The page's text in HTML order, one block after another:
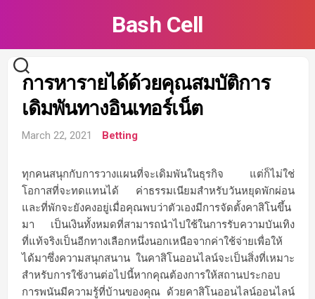
Bash Cell
การหารายได้ด้วยคุณสมบัติการ
เดิมพันทางอินเทอร์เน็ต
March 22, 2021 Betting
ทุกคนสนุกกับการวางแผนที่จะเดิมพันในธุรกิจ แต่ก็ไม่ใช่
โอกาสที่จะทดแทนได้ ค่าธรรมเนียมสำหรับวันหยุดพักผ่อน
และที่พักจะยังคงอยู่เมื่อคุณพบว่าตัวเองมีการจัดตั้งคาสิโนขึ้น
มา เป็นเงินทั้งหมดที่สามารถนำไปใช้ในการรับความบันเทิง
ที่แท้จริงเป็นอีกทางเลือกหนึ่งนอกเหนือจากค่าใช้จ่ายเพื่อให้
ได้มาซึ่งความสนุกสนาน ในคาสิโนออนไลน์จะเป็นสิ่งที่เหมาะ
สำหรับการใช้งานต่อไปนี้หากคุณต้องการให้สถานประกอบ
การพนันมีความรู้ที่บ้านของคุณ ด้วยคาสิโนออนไลน์ออนไลน์